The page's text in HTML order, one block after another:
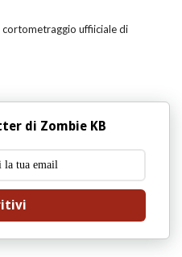
cortometraggio uffiiciale di
di Zombie KB